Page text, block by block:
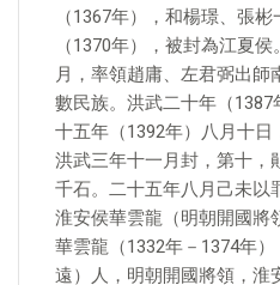
（1367年），和楊璟、張
（1370年），被封為江夏
月，率領趙庸、左君弼出師
數民族。洪武二十年（
十五年（1392年）八月十日
洪武三年十一月封，第十，
千石。二十五年八月己未以
淮安侯華雲龍（明朝開國將
華雲龍（1332年－1374年
遠）人，明朝開國將領，淮